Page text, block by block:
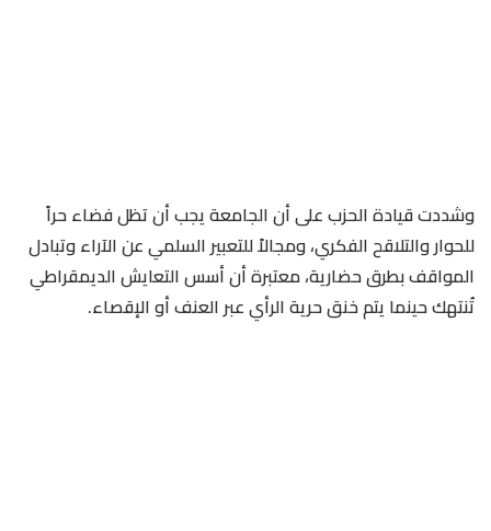
وشددت قيادة الحزب على أن الجامعة يجب أن تظل فضاء حراً
للحوار والتلاقح الفكري، ومجالاً للتعبير السلمي عن الآراء وتبادل
المواقف بطرق حضارية، معتبرة أن أسس التعايش الديمقراطي
تُنتهك حينما يتم خنق حرية الرأي عبر العنف أو الإقصاء.